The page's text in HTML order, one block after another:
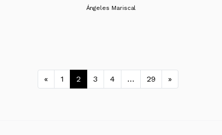
Ángeles Mariscal
Navegación de entradas
« 1 2 3 4 … 29 »